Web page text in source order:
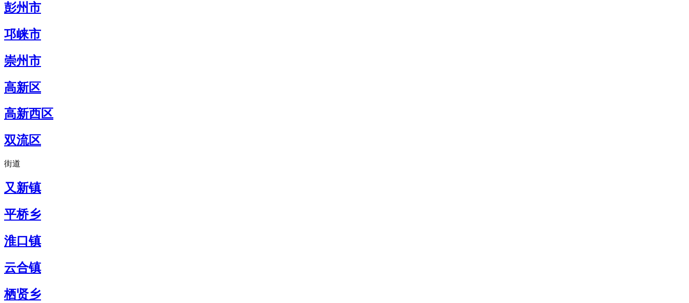
彭州市
邛崃市
崇州市
高新区
高新西区
双流区
街道
又新镇
平桥乡
淮口镇
云合镇
栖贤乡